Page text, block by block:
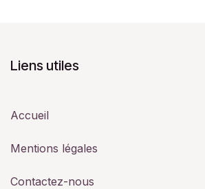
Liens utiles
Accueil
Mentions légales
Contactez-nous